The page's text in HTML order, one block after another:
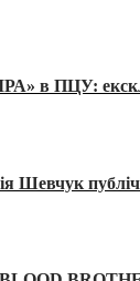
Шевчук